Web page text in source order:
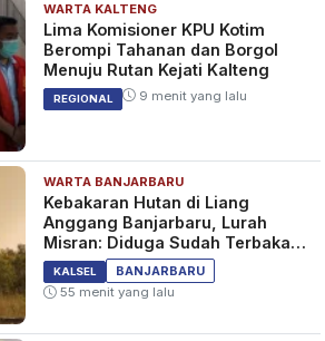
Momen Haru Kim Se Jeong
Perkenalkan Ayahnya ke
Penggemar Saat Fan Meeting
di Jakarta
INFOTAINMENT 3 tahun yang lalu
Kim Se Jeong Dilaporkan
Bertolak ke Jakarta untuk
Hadiri Fan Meeting
INFOTAINMENT 3 tahun yang lalu
WARTA KALTENG
Lima Komisioner KPU Kotim
Berompi Tahanan dan Borgol
Menuju Rutan Kejati Kalteng
REGIONAL 9 menit yang lalu
WARTA BANJARBARU
Kebakaran Hutan di Liang
Anggang Banjarbaru, Lurah
Misran: Diduga Sudah Terbakar
Sejak Tadi Malam
KALSEL
BANJARBARU
55 menit yang lalu